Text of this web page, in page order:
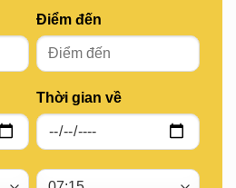
Điểm đến
Thời gian về